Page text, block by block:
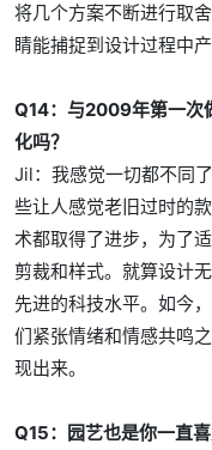
将几个方案不断进行取
睛能捕捉到设计过程中
Q14：与2009年第一次
化吗？
Jil：我感觉一切都不同
些让人感觉老旧过时的
术都取得了进步，为了
剪裁和样式。就算设计
先进的科技水平。如今
们紧张情绪和情感共鸣
现出来。
Q15：园艺也是你一直